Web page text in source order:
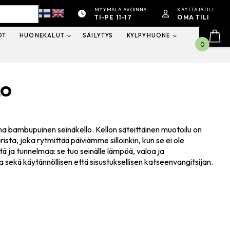
MYYMÄLÄ AVOINNA
TI-PE 11-17
KÄYTTÄJÄTILI
OMA TILI
HUONEKALUT SÄILYTYS KYLPYHUONE
bambupuinen seinäkello. Kellon säteittäinen muotoilu on
joka rytmittää päiviämme silloinkin, kun se ei ole
ja tunnelmaa: se tuo seinälle lämpöä, valoa ja
käytännöllisen että sisustuksellisen katseenvangitsijan.
0